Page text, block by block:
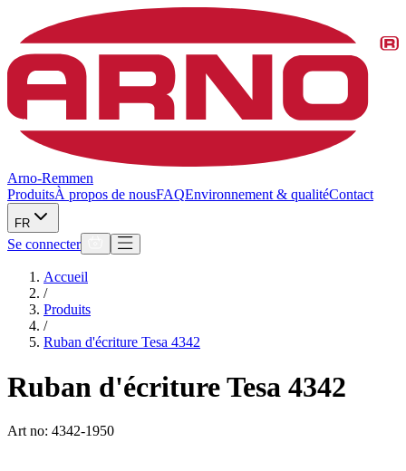
Arno-Remmen
ProduitsÀ propos de nousFAQEnvironnement & qualitéContact
FR
Se connecter
Accueil
/
Produits
/
Ruban d'écriture Tesa 4342
Ruban d'écriture Tesa 4342
Art no: 4342-1950